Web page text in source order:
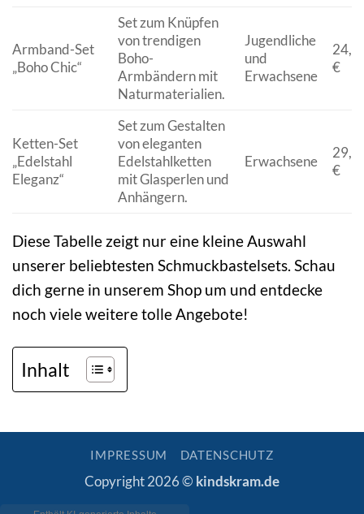
Armband-Set
„Boho Chic“
Set zum Knüpfen
von trendigen
Boho-
Armbändern mit
Naturmaterialien.
Jugendliche
und
Erwachsene
€
Ketten-Set
„Edelstahl
Eleganz“
Set zum Gestalten
von eleganten
Edelstahlketten
mit Glasperlen und
Anhängern.
Erwachsene
€
Diese Tabelle zeigt nur eine kleine Auswahl
unserer beliebtesten Schmuckbastelsets. Schau
dich gerne in unserem Shop um und entdecke
noch viele weitere tolle Angebote!
Inhalt
IMPRESSUM DATENSCHUTZ
Copyright 2026 © kindskram.de